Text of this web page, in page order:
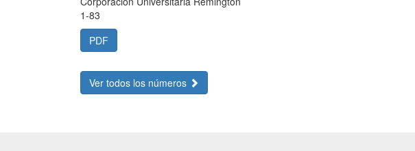
1-83
PDF
Ver todos los números